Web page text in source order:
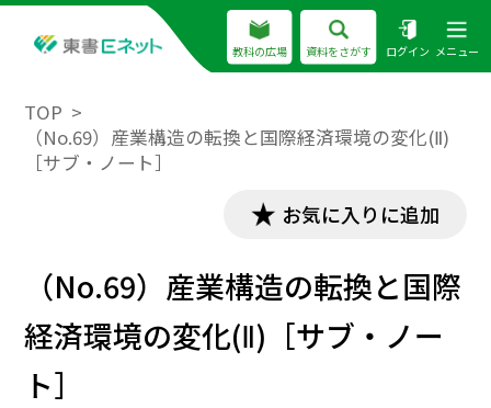
教科の広場 資料をさがす ログイン メニュー
TOP
（No.69）産業構造の転換と国際経済環境の変化(Ⅱ)
［サブ・ノート］
お気に入りに追加
（No.69）産業構造の転換と国際
経済環境の変化(Ⅱ)［サブ・ノー
ト］